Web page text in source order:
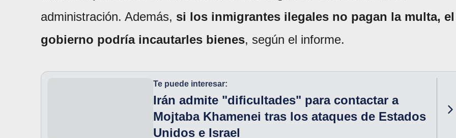
administración. Además, si los inmigrantes ilegales no pagan la multa, el
gobierno podría incautarles bienes, según el informe.
Te puede interesar:
Irán admite "dificultades" para contactar a
Mojtaba Khamenei tras los ataques de Estados
Unidos e Israel